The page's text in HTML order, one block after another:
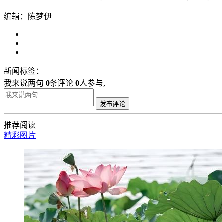
编辑：陈梦伊
新闻标签：
我来说两句 0条评论 0人参与,
发布评论
推荐阅读